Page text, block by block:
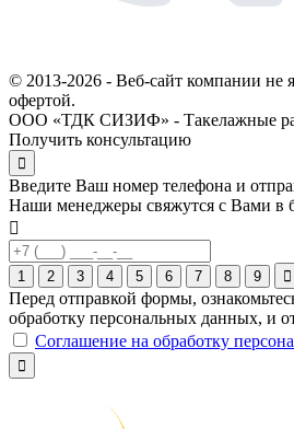
© 2013-2026 - Веб-сайт компании не
офертой.
ООО «ТДК СИЗИФ» - Такелажные
Получить консультацию
Введите Ваш номер телефона и
Наши менеджеры свяжутся с Вами в
1 2 3 4 5 6 7 8 9
Перед отправкой формы,
обработку персональных данных, и
Соглашение на обработку